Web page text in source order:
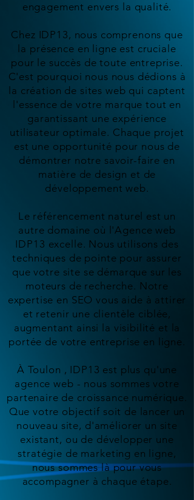
engagement envers la qualité.
Chez IDP13, nous comprenons que
la présence en ligne est cruciale
pour le succès de toute entreprise.
C'est pourquoi nous nous dédions à
la création de sites web qui captent
l'essence de votre marque tout en
garantissant une expérience
utilisateur optimale. Chaque projet
est une opportunité pour nous de
démontrer notre savoir-faire en
matière de design et de
développement web.
Le référencement naturel est un
autre domaine où l'Agence web
IDP13 excelle. Nous utilisons des
techniques de pointe pour assurer
que votre site se démarque sur les
moteurs de recherche. Notre
expertise en SEO vous aide à attirer
et retenir une clientèle ciblée,
augmentant ainsi la visibilité et la
portée de votre entreprise en ligne.
À Toulon , IDP13 est plus qu'une
agence web - nous sommes votre
partenaire de croissance numérique.
Que votre objectif soit de lancer un
nouveau site, d'améliorer un site
existant, ou de développer une
stratégie de marketing en ligne,
nous sommes là pour vous
accompagner à chaque étape.